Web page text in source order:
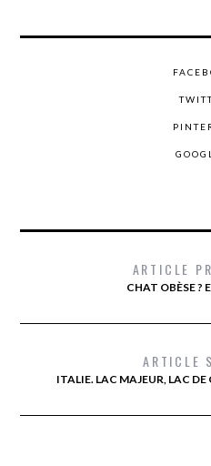
ARTICLE
CHAT OBÈSE ?
ARTICLE
ITALIE. LAC MAJEUR, LAC